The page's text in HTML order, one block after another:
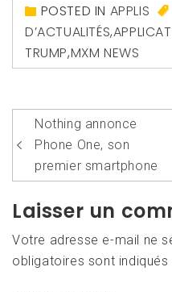
POSTED IN APPLIS
D’ACTUALITÉS,
TRUMP,MXM NEWS
Navigation
de
l’article
Nothing annonce
Phone One, son
premier smartphone
Laisser un
Votre adresse e-mail ne
obligatoires sont